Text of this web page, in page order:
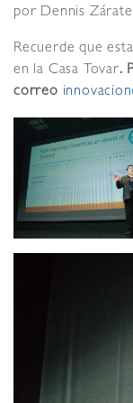
por Dennis
Recuerde que
en la Casa Tovar.
correo